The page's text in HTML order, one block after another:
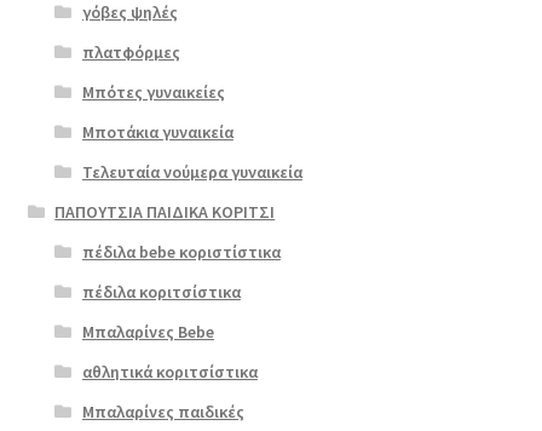
Επιλο
γόβες ψηλές
πλατφόρμες
Μπότες γυναικείες
Μποτάκια γυναικεία
Τελευταία νούμερα γυναικεία
ΠΑΠΟΥΤΣΙΑ ΠΑΙΔΙΚΑ ΚΟΡΙΤΣΙ
πέδιλα bebe κοριστίστικα
πέδιλα κοριτσίστικα
Μπαλαρίνες Bebe
αθλητικά κοριτσίστικα
Μπαλαρίνες παιδικές